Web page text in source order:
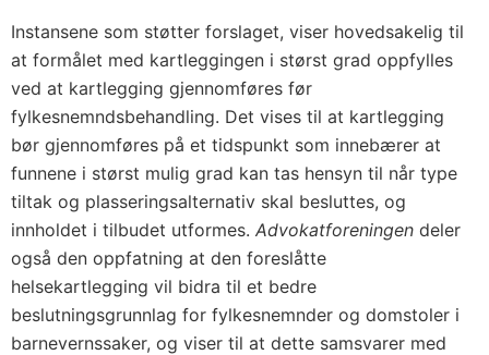
Instansene som støtter forslaget, viser hovedsakelig til
at formålet med kartleggingen i størst grad oppfylles
ved at kartlegging gjennomføres før
fylkesnemndsbehandling. Det vises til at kartlegging
bør gjennomføres på et tidspunkt som innebærer at
funnene i størst mulig grad kan tas hensyn til når type
tiltak og plasseringsalternativ skal besluttes, og
innholdet i tilbudet utformes. Advokatforeningen deler
også den oppfatning at den foreslåtte
helsekartlegging vil bidra til et bedre
beslutningsgrunnlag for fylkesnemnder og domstoler i
barnevernssaker, og viser til at dette samsvarer med